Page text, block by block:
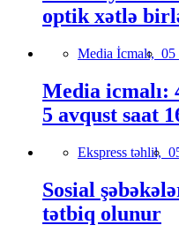
optik xətlə
Media İcmalı, 05
Media icmalı:
5 avqust saat
Ekspress təhlil,
Sosial
tətbiq olunur